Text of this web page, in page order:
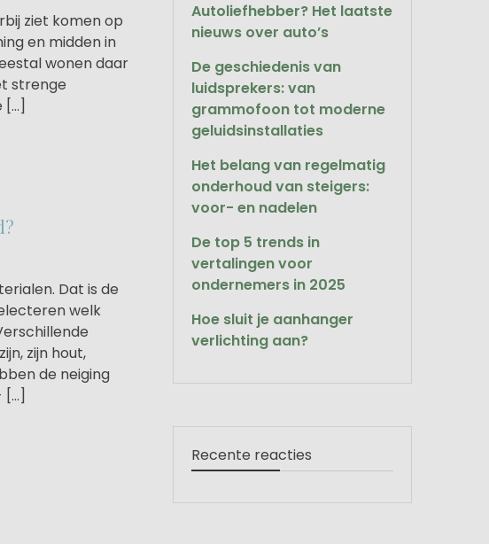
ziet komen op
en midden in
wonen daar
strenge
[…]
Dat is de
welk
zijn hout,
de neiging
[…]
Autoliefhebber? Het laatste
nieuws over auto’s
De geschiedenis van
luidsprekers: van
grammofoon tot moderne
geluidsinstallaties
Het belang van regelmatig
onderhoud van steigers:
voor- en nadelen
De top 5 trends in
vertalingen voor
ondernemers in 2025
Hoe sluit je aanhanger
verlichting aan?
Recente reacties